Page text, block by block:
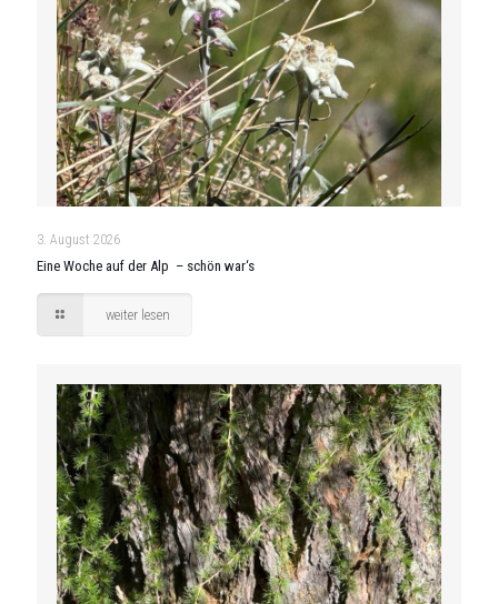
3. August 2026
Eine Woche auf der Alp – schön war‘s
weiter lesen